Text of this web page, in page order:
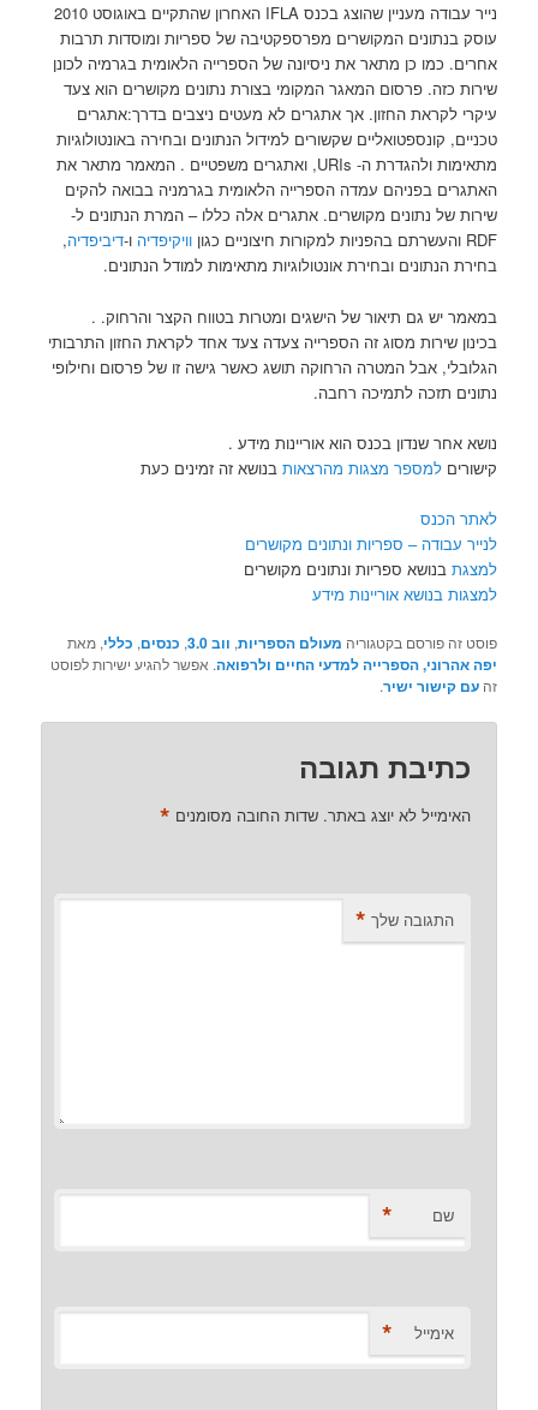
נייר עבודה מעניין שהוצג בכנס IFLA האחרון שהתקיים באוגוסט 2010
עוסק בנתונים המקושרים מפרספקטיבה של ספריות ומוסדות תרבות
אחרים. כמו כן מתאר את ניסיונה של הספרייה הלאומית בגרמיה לכונן
שירות כזה. פרסום המאגר המקומי בצורת נתונים מקושרים הוא צעד
עיקרי לקראת החזון. אך אתגרים לא מעטים ניצבים בדרך:אתגרים
טכניים, קונספטואליים שקשורים למידול הנתונים ובחירה באונטולוגיות
מתאימות ולהגדרת ה- URIs, ואתגרים משפטיים . המאמר מתאר את
האתגרים בפניהם עמדה הספרייה הלאומית בגרמניה בבואה להקים
שירות של נתונים מקושרים. אתגרים אלה כללו – המרת הנתונים ל-
RDF והעשרתם בהפניות למקורות חיצוניים כגון
וויקיפדיה ו-דיביפדיה,
בחירת הנתונים ובחירת אונטולוגיות מתאימות למודל הנתונים.
במאמר יש גם תיאור של הישגים ומטרות בטווח הקצר והרחוק. .
בכינון שירות מסוג זה הספרייה צעדה צעד אחד לקראת החזון התרבותי
הגלובלי, אבל המטרה הרחוקה תושג כאשר גישה זו של פרסום וחילופי
נתונים תזכה לתמיכה רחבה.
נושא אחר שנדון בכנס הוא אוריינות מידע .
קישוריםלמספר מצגות מהרצאות בנושא זה זמינים כעת
לאתר הכנס
לנייר עבודה – ספריות ונתונים מקושרים
למצגת בנושא ספריות ונתונים מקושרים
למצגות בנושא אוריינות מידע
פוסט זה פורסם בקטגוריה מעולם הספריות, ווב 3.0 , כנסים, כללי, מאת
יפה אהרוני, הספרייה למדעי החיים ולרפואה. אפשר להגיע ישירות לפוסט
זהעם קישור ישיר.
כתיבת תגובה
האימייל לא יוצג באתר. שדות החובה מסומנים *
התגובה שלך *
שם *
אימייל *